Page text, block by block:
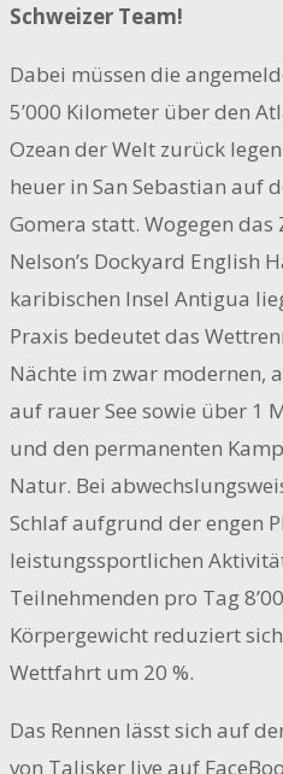
Schweizer Team!
Dabei müssen die
5’000 Kilometer über den
Ozean der Welt zurück
heuer in San Sebastian auf
Gomera statt. Wogegen das
Nelson’s Dockyard English
karibischen Insel Antigua
Praxis bedeutet das
Nächte im zwar modernen,
auf rauer See sowie über 1
und den permanenten
Natur. Bei
Schlaf aufgrund der engen
leistungssportlichen
Teilnehmenden pro Tag
Körpergewicht reduziert
Wettfahrt um 20 %.
Das Rennen lässt sich auf
von Talisker live auf